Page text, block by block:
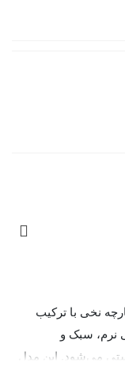
نخی میسپل کد 446، از پارچه نخی با ترکیب
نرم، سبک و
می‌شود. این مدل